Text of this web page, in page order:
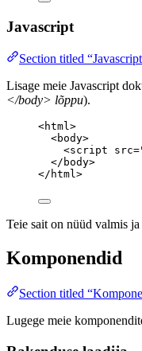
Javascript
Section titled
Lisage meie Javascript
</body> lõppu).
<html>
<body>
<script src=
</ body>
</ html>
Teie sait on nüüd valmis
Komponendid
Section titled
Lugege meie